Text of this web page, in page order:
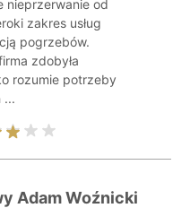
nieprzerwanie od
zakres usług
pogrzebów.
zdobyła
rozumie potrzeby
...
Adam Woźnicki